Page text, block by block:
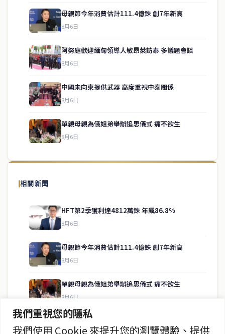
我們重視您的隱私
我們使用 Cookie 來提升您的瀏覽體驗、提供
母親節今年消費估計111.4億銖 創7年新高
8月6日
阿努庭歡迎緬甸領導人敏昂萊訪泰 多議題會談
8月6日
中國未向柬提供武器 高度重視中泰關係
8月6日
單親母親為俄姐弟舉辦追思儀式 痛不欲生
8月6日
相關新聞
HFT第2季獲利達4812萬銖 年飆86.8%
8月6日
母親節今年消費估計111.4億銖 創7年新高
8月6日
單親母親為俄姐弟舉辦追思儀式 痛不欲生
8月6日
泰股5日收跌0.45% 收1609.78點
關於我們
泰國中文新聞（TCN）是一家總部設於曼谷的中文新聞媒體，致力於
供即時、客觀、多元的中文新聞內容。
房地產
service@thaichinesenews.com